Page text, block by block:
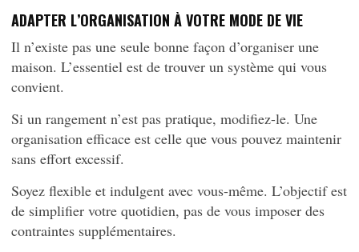
ADAPTER L’ORGANISATION À VOTRE MODE DE VIE
Il n’existe pas une seule bonne façon d’organiser une
maison. L’essentiel est de trouver un système qui vous
convient.
Si un rangement n’est pas pratique, modifiez-le. Une
organisation efficace est celle que vous pouvez maintenir
sans effort excessif.
Soyez flexible et indulgent avec vous-même. L’objectif est
de simplifier votre quotidien, pas de vous imposer des
contraintes supplémentaires.